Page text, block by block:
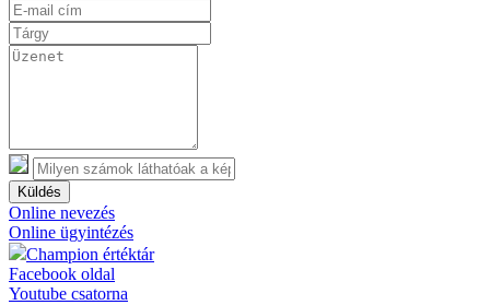
Küldés
Online nevezés
Online ügyintézés
Champion értéktár
Facebook oldal
Youtube csatorna